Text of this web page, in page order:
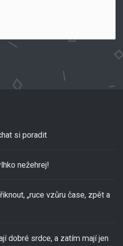
si poradit
nežehrej!
„ruce vzůru čase, zpět a
dobré srdce, a zatím mají jen